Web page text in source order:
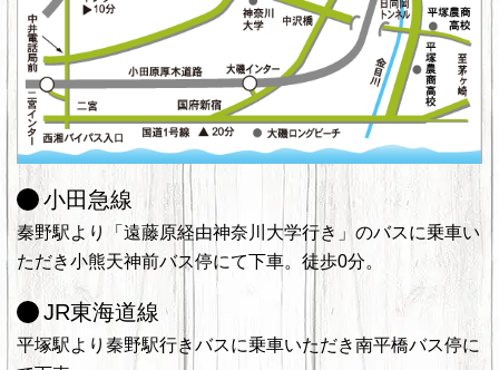
小田急線
秦野駅より「遠藤原経由神奈川大学行き」のバスに乗車い
ただき小熊天神前バス停にて下車。徒歩0分。
JR東海道線
平塚駅より秦野駅行きバスに乗車いただき南平橋バス停に